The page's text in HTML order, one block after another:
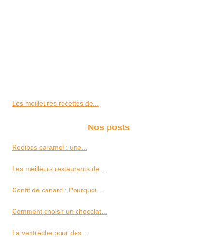
Les meilleures recettes de...
Nos posts
Rooibos caramel : une...
Les meilleurs restaurants de...
Confit de canard : Pourquoi...
Comment choisir un chocolat...
La ventrèche pour des...